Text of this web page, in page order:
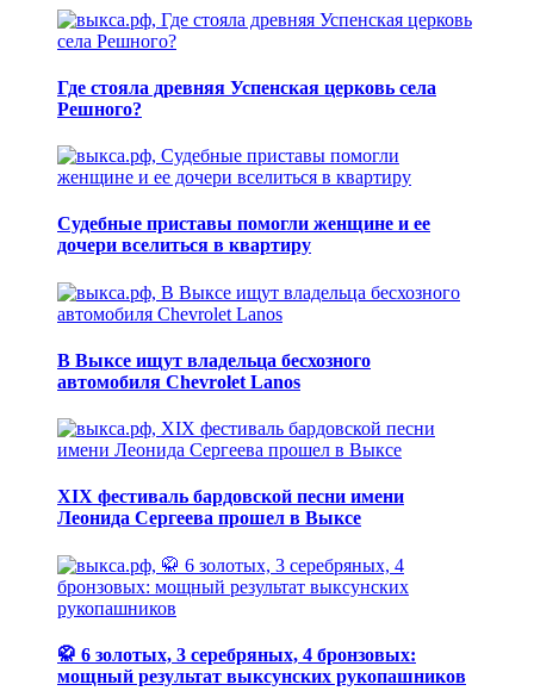
Где стояла древняя Успенская церковь села
Решного?
Судебные приставы помогли женщине и ее
дочери вселиться в квартиру
В Выксе ищут владельца бесхозного
автомобиля Chevrolet Lanos
XIX фестиваль бардовской песни имени
Леонида Сергеева прошел в Выксе
🥋 6 золотых, 3 серебряных, 4 бронзовых:
мощный результат выксунских рукопашников